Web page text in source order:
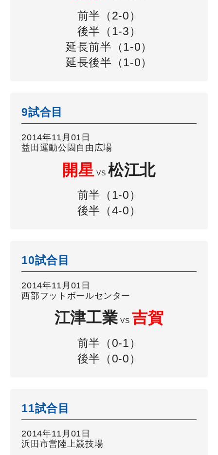
前半（2-0）
後半（1-3）
延長前半（1-0）
延長後半（1-0）
9試合目
2014年11月01日
益田運動公園自由広場
開星 VS 松江北
前半（1-0）
後半（4-0）
10試合目
2014年11月01日
西部フットボールセンター
江津工業VS 吉賀
前半（0-1）
後半（0-0）
11試合目
2014年11月01日
浜田市営陸上競技場